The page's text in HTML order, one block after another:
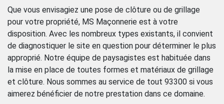
Que vous envisagiez une pose de clôture ou de grillage
pour votre propriété, MS Maçonnerie est à votre
disposition. Avec les nombreux types existants, il convient
de diagnostiquer le site en question pour déterminer le plus
approprié. Notre équipe de paysagistes est habituée dans
la mise en place de toutes formes et matériaux de grillage
et clôture. Nous sommes au service de tout 93300 si vous
aimerez bénéficier de notre prestation dans ce domaine.